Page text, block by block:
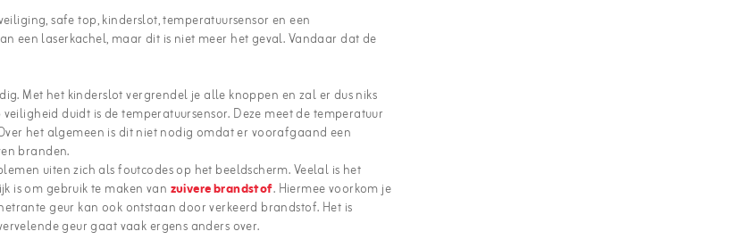
safe top, kinderslot, temperatuursensor en een
een laserkachel, maar dit is niet meer het geval. Vandaar dat de
Met het kinderslot vergrendel je alle knoppen en zal er dus niks
duidt is de temperatuursensor. Deze meet de temperatuur
het algemeen is dit niet nodig omdat er voorafgaand een
branden.
uiten zich als foutcodes op het beeldscherm. Veelal is het
is om gebruik te maken van zuivere brandstof. Hiermee voorkom je
geur kan ook ontstaan door verkeerd brandstof. Het is
geur gaat vaak ergens anders over.